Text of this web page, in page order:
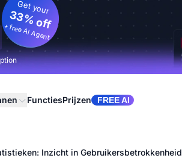
Get your
33% off
+ free AI Agent
FunctiesPrijzen FREE AI
Inzicht in Gebruikersbetrokkenheid